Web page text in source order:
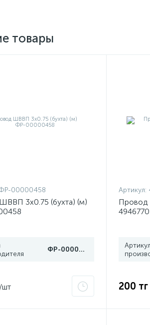
товары
00000458
3х0.75 (бухта) (м)
ФР-00000458
/шт
Артикул:
Провод
4946770
Артикул
200 тг